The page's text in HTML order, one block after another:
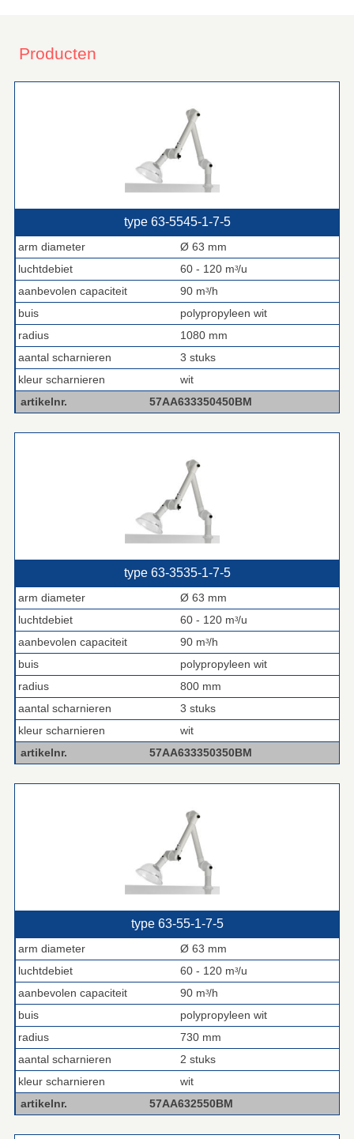
Producten
type 63‑5545‑1‑7‑5
arm diameter
Ø 63 mm
luchtdebiet
60 - 120 mᶟ/u
aanbevolen capaciteit
90 mᶟ/h
buis
polypropyleen wit
radius
1080 mm
aantal scharnieren
3 stuks
kleur scharnieren
wit
artikelnr.
57AA633350450BM
type 63‑3535‑1‑7‑5
arm diameter
Ø 63 mm
luchtdebiet
60 - 120 mᶟ/u
aanbevolen capaciteit
90 mᶟ/h
buis
polypropyleen wit
radius
800 mm
aantal scharnieren
3 stuks
kleur scharnieren
wit
artikelnr.
57AA633350350BM
type 63‑55‑1‑7‑5
arm diameter
Ø 63 mm
luchtdebiet
60 - 120 mᶟ/u
aanbevolen capaciteit
90 mᶟ/h
buis
polypropyleen wit
radius
730 mm
aantal scharnieren
2 stuks
kleur scharnieren
wit
artikelnr.
57AA632550BM